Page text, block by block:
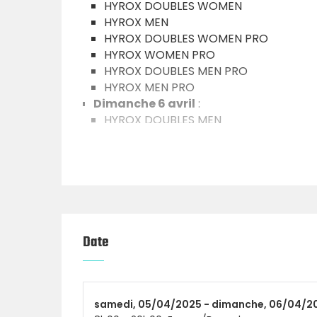
HYROX DOUBLES WOMEN
HYROX MEN
HYROX DOUBLES WOMEN PRO
HYROX WOMEN PRO
HYROX DOUBLES MEN PRO
HYROX MEN PRO
Dimanche 6 avril :
HYROX DOUBLES MEN
L’écusson officiel HYROX pour chaque
Une cérémonie de remise des prix par
Date
samedi, 05/04/2025 - dimanche, 06/04/